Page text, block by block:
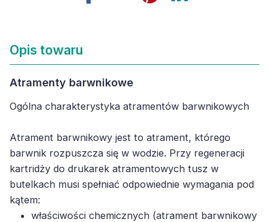
Opis towaru
Atramenty barwnikowe
Ogólna charakterystyka atramentów barwnikowych
Atrament barwnikowy jest to atrament, którego
barwnik rozpuszcza się w wodzie. Przy regeneracji
kartridży do drukarek atramentowych tusz w
butelkach musi spełniać odpowiednie wymagania pod
kątem:
właściwości chemicznych (atrament barwnikowy